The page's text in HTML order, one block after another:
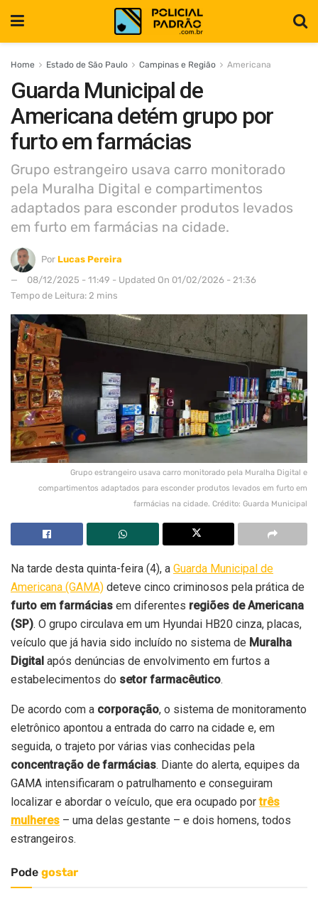
Home Estado de São Paulo Campinas e Região Americana
Guarda Municipal de
Americana detém grupo por
furto em farmácias
Grupo estrangeiro usava carro monitorado
pela Muralha Digital e compartimentos
adaptados para esconder produtos levados
em furto em farmácias na cidade.
Por Lucas Pereira
08/12/2025 - 11:49 - Updated On 01/02/2026 - 21:36
Tempo de Leitura: 2 mins
Grupo estrangeiro usava carro monitorado pela Muralha Digital e
compartimentos adaptados para esconder produtos levados em furto em
farmácias na cidade. Crédito: Guarda Municipal
Na tarde desta quinta-feira (4), a Guarda Municipal de
Americana (GAMA) deteve cinco criminosos pela prática de
furto em farmácias em diferentes regiões de Americana
(SP). O grupo circulava em um Hyundai HB20 cinza, placas,
veículo que já havia sido incluído no sistema de Muralha
Digital após denúncias de envolvimento em furtos a
estabelecimentos do setor farmacêutico.
De acordo com a corporação, o sistema de monitoramento
eletrônico apontou a entrada do carro na cidade e, em
seguida, o trajeto por várias vias conhecidas pela
concentração de farmácias. Diante do alerta, equipes da
GAMA intensificaram o patrulhamento e conseguiram
localizar e abordar o veículo, que era ocupado portrês
mulheres – uma delas gestante – e dois homens, todos
estrangeiros.
Pode gostar